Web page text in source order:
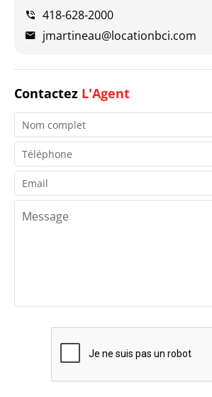
418-628-2000
jmartineau@locationbci.com
Contactez L'Agent